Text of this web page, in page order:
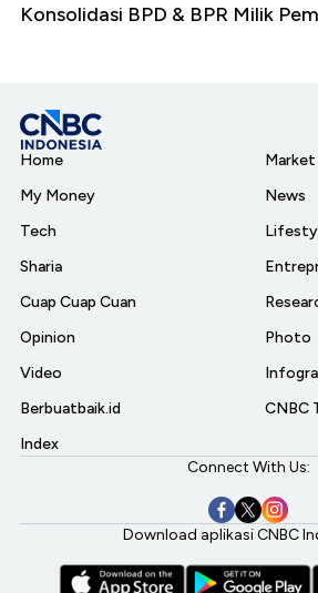
Konsolidasi BPD & BPR Milik
Home
My Money
Tech
Sharia
Cuap Cuap Cuan
Opinion
Video
Berbuatbaik.id
Index
Market
News
Photo
CNBC
Connect With Us:
Download aplikasi CNBC